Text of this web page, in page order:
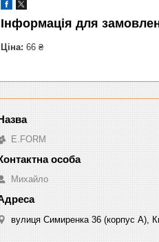
Інформація для
Ціна: 66 ₴
E.FORM
Михайло
вулиця Симиренка 36 (корпус А),